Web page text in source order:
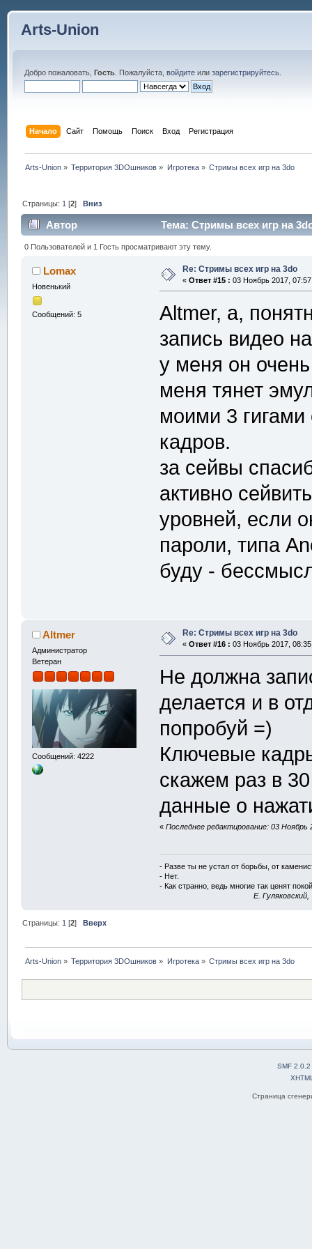
Arts-Union
Добро пожаловать, Гость. Пожалуйста, войдитеили зарегистрируйтесь.
Начало Сайт Помощь Поиск Вход Регистрация
Arts-Union » Территория 3DOшников » Игротека» Стримы всех игр на 3do
Страницы: 1 [2]Вниз
Автор Тема: Стримы всех игр на
0 Пользователей и 1 Гость просматривают эту тему.
Lomax
Новенький
Сообщений: 5
Re: Стримы всех игр на 3do
« Ответ #15 : 03 Ноябрь 2017,
Altmer, а,
запись видео
у меня он
меня тянет
моими 3
кадров.
за сейвы
активно
уровней, если
пароли, типа
буду -
Altmer
Администратор
Ветеран
Сообщений: 4222
Re: Стримы всех игр на 3do
« Ответ #16 : 03 Ноябрь 2017,
Не должна
делается и в
попробуй =)
Ключевые
скажем раз в
данные о
«Последнее редактирование: 03 Ноябрь
- Разве ты не устал от борьбы, от
- Нет.
- Как странно, ведь многие так ценят
E.
Страницы: 1 [2] Вверх
Arts-Union » Территория 3DOшников » Игротека» Стримы всех игр на 3do
SMF 2.0.2
Страница